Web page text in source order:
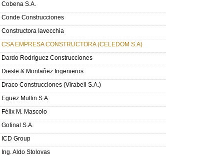
Cobena S.A.
Conde Construcciones
Constructora Iavecchia
CSA EMPRESA CONSTRUCTORA (CELEDOM S.A)
Dardo Rodriguez Construcciones
Dieste & Montañez Ingenieros
Draco Construcciones (Virabeli S.A.)
Eguez Mullin S.A.
Félix M. Mascolo
Gofinal S.A.
ICD Group
Ing. Aldo Stolovas